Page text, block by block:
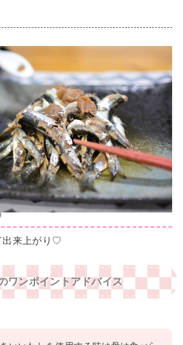
出来上がり♡
ワンポイントアドバイス